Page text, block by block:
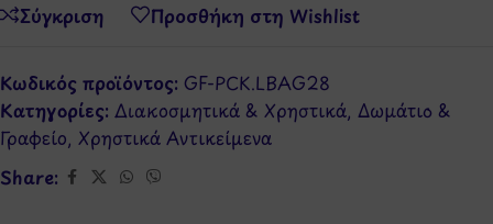
Σύγκριση
Προσθήκη στη Wishlist
Κωδικός προϊόντος: GF-PCK.LBAG28
Κατηγορίες: Διακοσμητικά & Χρηστικά, Δωμάτιο &
Γραφείο, Χρηστικά Αντικείμενα
Share: